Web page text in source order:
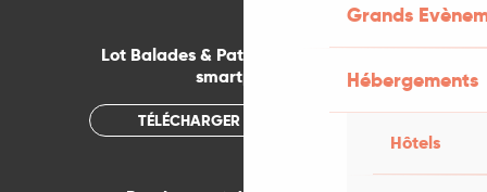
Grands
Hébergements
Hôtels
Lot Balades & Patrimoines sur votre
smartphone
TÉLÉCHARGER L'APPLICATION